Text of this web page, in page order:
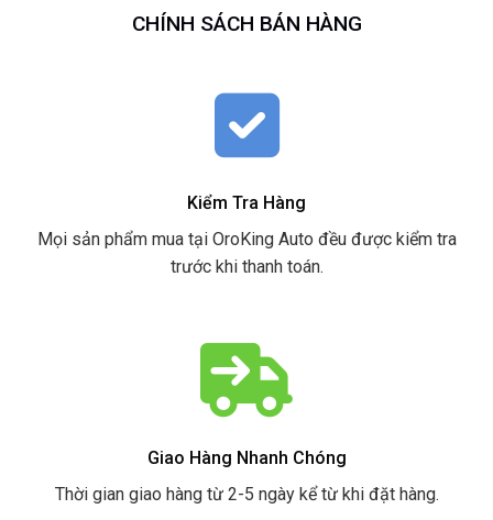
CHÍNH SÁCH BÁN HÀNG
Kiểm Tra Hàng
Mọi sản phẩm mua tại OroKing Auto đều được kiểm tra
trước khi thanh toán.
Giao Hàng Nhanh Chóng
Thời gian giao hàng từ 2-5 ngày kể từ khi đặt hàng.